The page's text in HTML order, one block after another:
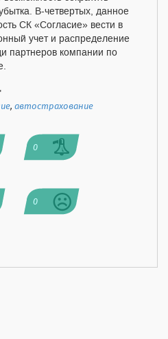
В-четвертых, данное
СК «Согласие» вести в
учет и распределение
партнеров компании по
,автострахование
0
0